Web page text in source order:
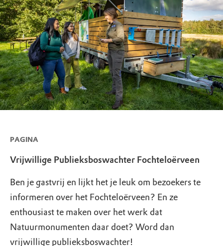
PAGINA
Vrijwillige Publieksboswachter Fochteloërveen
Ben je gastvrij en lijkt het je leuk om bezoekers te
informeren over het Fochteloërveen? En ze
enthousiast te maken over het werk dat
Natuurmonumenten daar doet? Word dan
vrijwillige publieksboswachter!